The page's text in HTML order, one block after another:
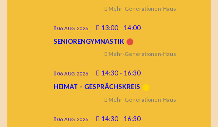
Mehr-Generationen-Haus
06 AUG. 2026 13:00 - 14:00
SENIORENGYMNASTIK
Mehr-Generationen-Haus
06 AUG. 2026 14:30 - 16:30
HEIMAT – GESPRÄCHSKREIS
Mehr-Generationen-Haus
06 AUG. 2026 14:30 - 16:30